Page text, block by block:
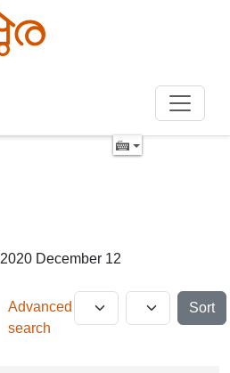
2020 December 12
Advanced
search
Sort